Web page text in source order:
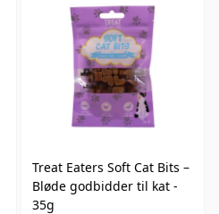
Treat Eaters Soft Cat Bits –
Bløde godbidder til kat -
35g